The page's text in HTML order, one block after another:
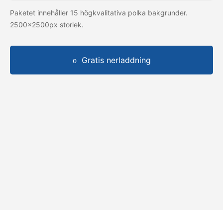
Paketet innehåller 15 högkvalitativa polka bakgrunder.
2500x2500px storlek.
Gratis nerladdning